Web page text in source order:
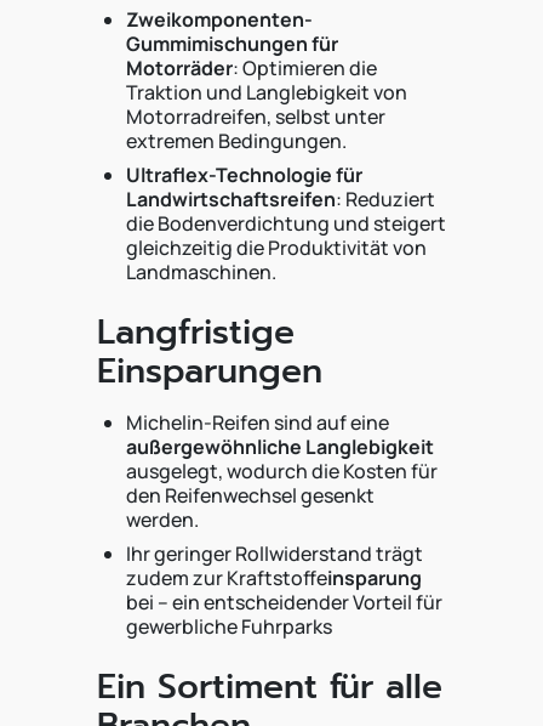
Zweikomponenten-
Gummimischungen für
Motorräder: Optimieren die
Traktion und Langlebigkeit von
Motorradreifen, selbst unter
extremen Bedingungen.
Ultraflex-Technologie für
Landwirtschaftsreifen: Reduziert
die Bodenverdichtung und steigert
gleichzeitig die Produktivität von
Landmaschinen.
Langfristige
Einsparungen
Michelin-Reifen sind auf eine
außergewöhnliche Langlebigkeit
ausgelegt, wodurch die Kosten für
den Reifenwechsel gesenkt
werden.
Ihr geringer Rollwiderstand trägt
zudem zur Kraftstoffeinsparung
bei – ein entscheidender Vorteil für
gewerbliche Fuhrparks
Ein Sortiment für alle